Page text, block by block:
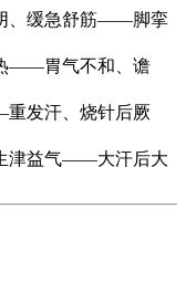
、缓急舒筋——脚挛
——胃气不和、谵
重发汗、烧针后厥
津益气——大汗后大